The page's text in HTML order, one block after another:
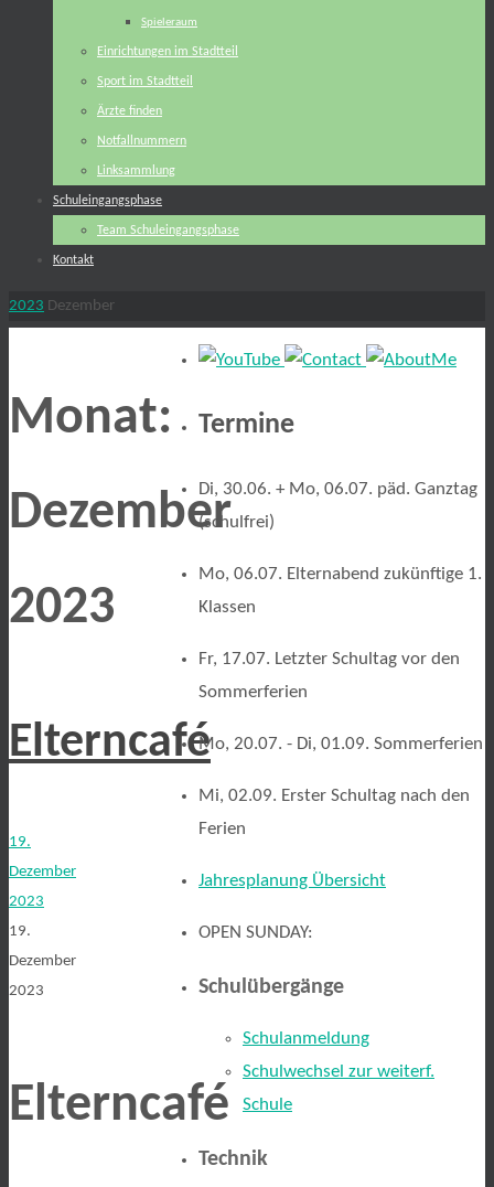
Spieleraum
Einrichtungen im Stadtteil
Sport im Stadtteil
Ärzte finden
Notfallnummern
Linksammlung
Schuleingangsphase
Team Schuleingangsphase
Kontakt
Start
2023 Dezember
Monat:
Dezember
2023
Elterncafé
19.
Dezember
2023
19.
Dezember
2023
Elterncafé
Termine
Di, 30.06. + Mo, 06.07. päd. Ganztag
(schulfrei)
Mo, 06.07. Elternabend zukünftige 1.
Klassen
Fr, 17.07. Letzter Schultag vor den
Sommerferien
Mo, 20.07. - Di, 01.09. Sommerferien
Mi, 02.09. Erster Schultag nach den
Ferien
Jahresplanung Übersicht
OPEN SUNDAY:
Schulübergänge
Schulanmeldung
Schulwechsel zur weiterf.
Schule
Technik